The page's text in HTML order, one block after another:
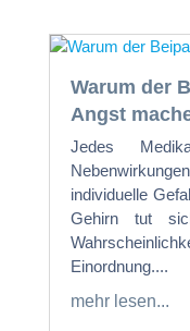
Warum der
Angst
Jedes
individuelle
Gehirn tut
Einordnung....
mehr lesen...